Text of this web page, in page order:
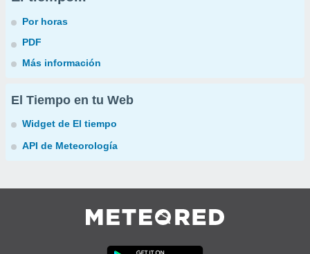
Por horas
PDF
Más información
El Tiempo en tu Web
Widget de El tiempo
API de Meteorología